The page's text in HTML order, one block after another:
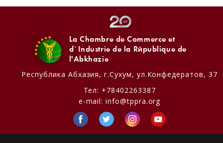
La Chambre de Commerce et
d`Industrie de la République de
l'Abkhazie
Республика Абхазия, г.Сухум, ул.Конфедератов, 37
Тел: +78402263387
e-mail:info@tppra.org